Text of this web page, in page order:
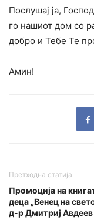
Послушај ја,
го нашиот дом co
добро и Тебе Те
Амин!
Претходна статија
Промоција на
деца „Венец на
д-р Дмитриј Авдеев